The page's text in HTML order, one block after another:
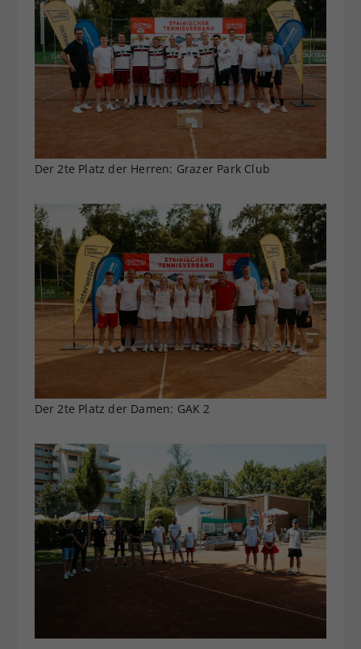
Der 2te Platz der Herren: Grazer Park Club
Der 2te Platz der Damen: GAK 2